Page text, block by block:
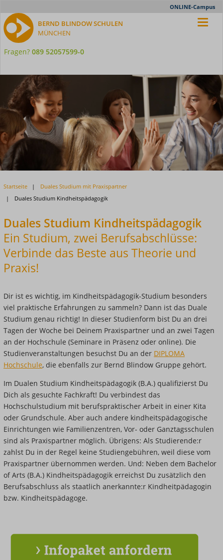
ONLINE-Campus
Fragen? 089 52057599-0
BERND BLINDOW SCHULEN
MÜNCHEN
Startseite
Duales Studium mit Praxispartner
Duales Studium Kindheitspädagogik
Duales Studium Kindheitspädagogik
Ein Studium, zwei Berufsabschlüsse:
Verbinde das Beste aus Theorie und
Praxis!
Dir ist es wichtig, im Kindheitspädagogik-Studium besonders
viel praktische Erfahrungen zu sammeln? Dann ist das Duale
Studium genau richtig! In dieser Studienform bist Du an drei
Tagen der Woche bei Deinem Praxispartner und an zwei Tagen
an der Hochschule (Seminare in Präsenz oder online). Die
Studienveranstaltungen besuchst Du an der DIPLOMA
Hochschule, die ebenfalls zur Bernd Blindow Gruppe gehört.
Im Dualen Studium Kindheitspädagogik (B.A.) qualifizierst Du
Dich als gesuchte Fachkraft! Du verbindest das
Hochschulstudium mit berufspraktischer Arbeit in einer Kita
oder Grundschule. Aber auch andere kindheitspädagogische
Einrichtungen wie Familienzentren, Vor- oder Ganztagsschulen
sind als Praxispartner möglich. Übrigens: Als Studierende:r
zahlst Du in der Regel keine Studiengebühren, weil diese vom
Praxispartner übernommen werden. Und: Neben dem Bachelor
of Arts (B.A.) Kindheitspädagogik erreichst Du zusätzlich den
Berufsabschluss als staatlich anerkannte:r Kindheitpädagogin
bzw. Kindheitspädagoge.